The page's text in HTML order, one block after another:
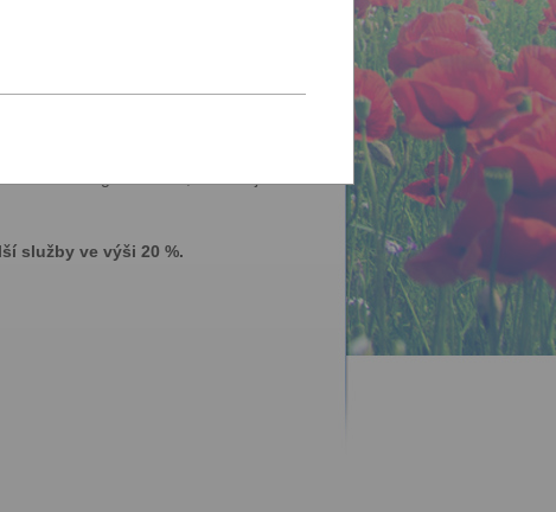
nabízíme zážitkové programy,
nového, zajímavého a zdraví
terénu, všestranný trénink na závod
To všechno si stále pěkně
a magická místa, kam se jen tak
služby ve výši 20 %.